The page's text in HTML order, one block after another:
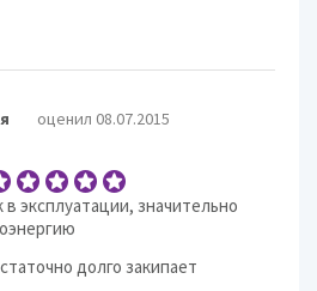
оценил 08.07.2015
эксплуатации, значительно
долго закипает